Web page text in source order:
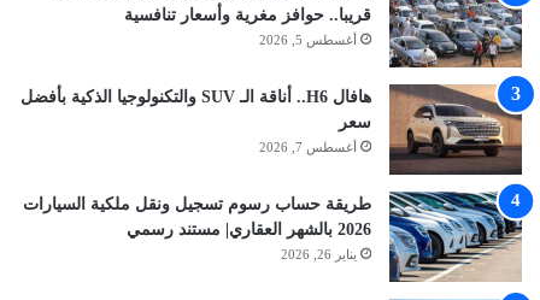
قريبا.. حوافز مغرية وأسعار تنافسية
أغسطس 5, 2026
هافال H6.. أناقة الـ SUV والتكنولوجيا الذكية بأفضل
سعر
أغسطس 7, 2026
طريقة حساب رسوم تسجيل ونقل ملكية السيارات
2026 بالشهر العقاري| مستند رسمي
يناير 26, 2026